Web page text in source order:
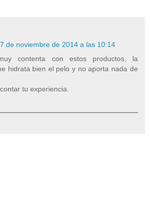
de noviembre de 2014 a las 10:14
contenta con estos productos, la
hidrata bien el pelo y no aporta nada de
tu experiencia.